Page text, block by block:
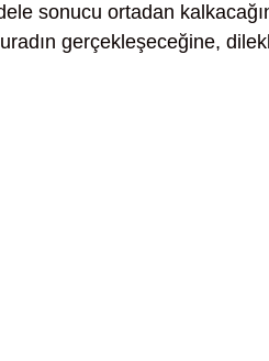
sonucu ortadan
gerçekleşeceğine,